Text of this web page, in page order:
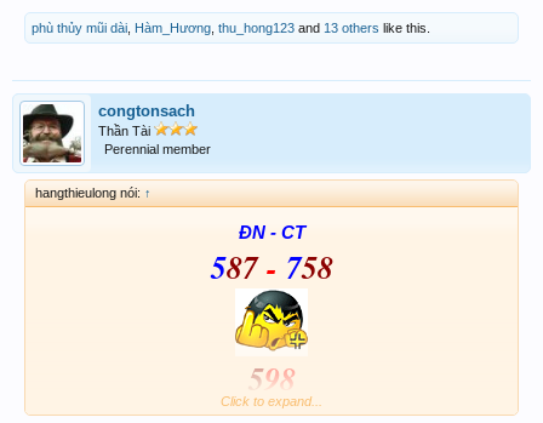
phù thủy mũi dài Hàm_Hương thu_hong123 and 13 others like this.
congtonsach
Thần Tài
Perennial member
hangthieulong nói: ↑
ĐN - CT
587- 758
598
Nuôi đến hết tuần
Click to expand...